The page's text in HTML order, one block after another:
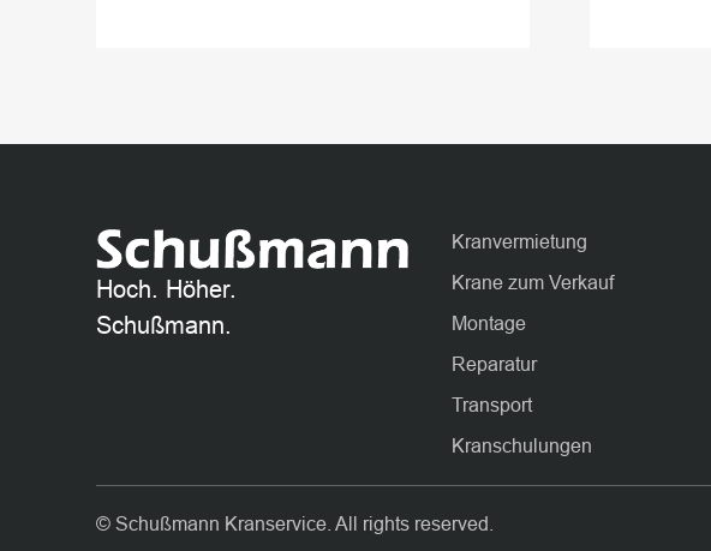
Hoch. Höher.
Schußmann.
Kranvermietung
Krane zum Verkauf
Montage
Reparatur
Transport
Kranschulungen
© Schußmann Kranservice. All rights reserved.